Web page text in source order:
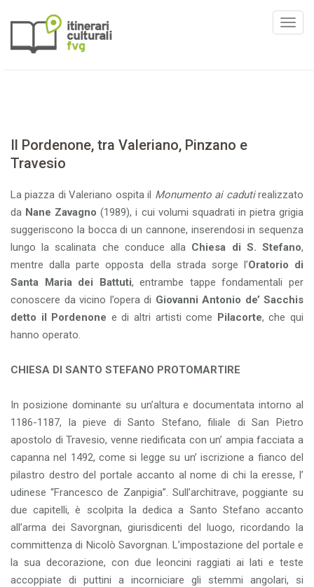
T
g
a
t
i
o
n
Il Pordenone, tra Valeriano, Pinzano e
Travesio
La piazza di Valeriano ospita il Monumento ai cadutirealizzato
da Nane Zavagno (1989), i cui volumi squadrati in pietra grigia
suggeriscono la bocca di un cannone, inserendosi in sequenza
lungo la scalinata che conduce alla Chiesa di S. Stefano,
mentre dalla parte opposta della strada sorge l’Oratorio di
Santa Maria dei Battuti, entrambe tappe fondamentali per
conoscere da vicino l’opera di Giovanni Antonio de’ Sacchis
detto il Pordenone e di altri artisti come Pilacorte, che qui
hanno operato.
CHIESA DI SANTO STEFANO PROTOMARTIRE
In posizione dominante su un’altura e documentata intorno al
1186-1187, la pieve di Santo Stefano, filiale di San Pietro
apostolo di Travesio, venne riedificata con un’ ampia facciata a
capanna nel 1492, come si legge su un’ iscrizione a fianco del
pilastro destro del portale accanto al nome di chi la eresse, l’
udinese “Francesco de Zanpigia”. Sull’architrave, poggiante su
due capitelli, è scolpita la dedica a Santo Stefano accanto
all’arma dei Savorgnan, giurisdicenti del luogo, ricordando la
committenza di Nicolò Savorgnan. L’impostazione del portale e
la sua decorazione, con due leoncini raggiati ai lati e teste
accoppiate di puttini a incorniciare gli stemmi angolari, si